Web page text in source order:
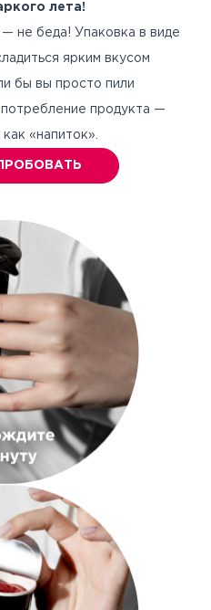
лета!
не беда! Упаковка в виде
ярким вкусом
бы вы просто пили
продукта —
«напиток».